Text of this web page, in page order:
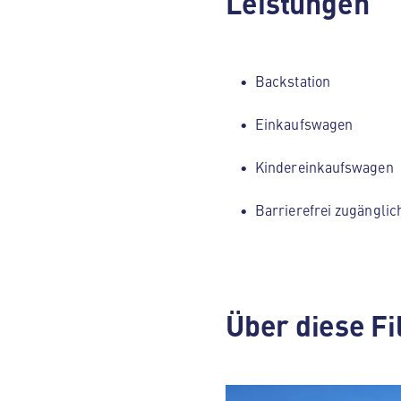
Backstation
Einkaufswagen
Kindereinkaufswagen
Barrierefrei
Über diese